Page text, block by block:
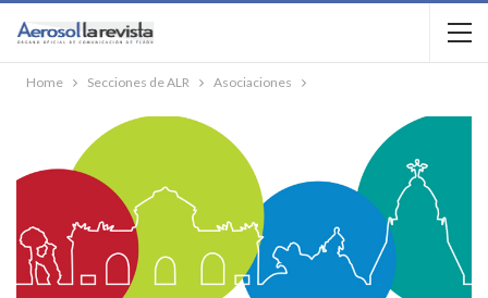
Home Secciones de ALR Asociaciones